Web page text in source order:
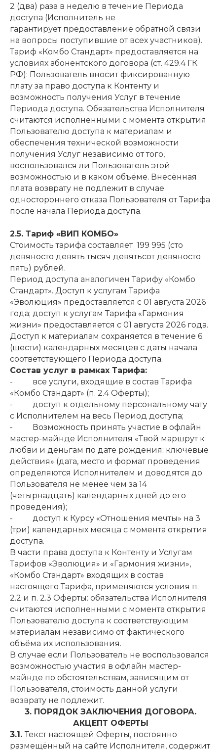
2 (два) раза в неделю в течение Периода
доступа (Исполнитель не
гарантирует предоставление обратной связи
на вопросы поступившие от всех участников).
Тариф «Комбо Стандарт» предоставляется на
условиях абонентского договора (ст. 429.4 ГК
РФ): Пользователь вносит фиксированную
плату за право доступа к Контенту и
возможность получения Услуг в течение
Периода доступа. Обязательства Исполнителя
считаются исполненными с момента открытия
Пользователю доступа к материалам и
обеспечения технической возможности
получения Услуг независимо от того,
воспользовался ли Пользователь этой
возможностью и в каком объёме. Внесённая
плата возврату не подлежит в случае
одностороннего отказа Пользователя от Тарифа
после начала Периода доступа.
2.5. Тариф «ВИП КОМБО»
Стоимость тарифа составляет 199 995 (сто
девяносто девять тысяч девятьсот девяносто
пять) рублей.
Период доступа аналогичен Тарифу «Комбо
Стандарт». Доступ к услугам Тарифа
«Эволюция» предоставляется с 01 августа 2026
года; доступ к услугам Тарифа «Гармония
жизни» предоставляется с 01 августа 2026 года.
Доступ к материалам сохраняется в течение 6
(шести) календарных месяцев с даты начала
соответствующего Периода доступа.
Состав услуг в рамках Тарифа:
- все услуги, входящие в состав Тарифа
«Комбо Стандарт» (п. 2.4 Оферты);
- доступ к отдельному персональному чату
с Исполнителем на весь Период доступа;
- Возможность принять участие в офлайн
мастер-майнде Исполнителя «Твой маршрут к
любви и деньгам по дате рождения: ключевые
действия» (дата, место и формат проведения
определяются Исполнителем и доводятся до
Пользователя не менее чем за 14
(четырнадцать) календарных дней до его
проведения);
- доступ к Курсу «Отношения мечты» на 3
(три) календарных месяца с момента открытия
доступа.
В части права доступа к Контенту и Услугам
Тарифов «Эволюция» и «Гармония жизни»,
«Комбо Стандарт» входящих в состав
настоящего Тарифа, применяются условия п.
2.2 и п. 2.3 Оферты: обязательства Исполнителя
считаются исполненными с момента открытия
Пользователю доступа к соответствующим
материалам независимо от фактического
объёма их использования.
В случае если Пользователь не воспользовался
возможностью участия в офлайн мастер-
майнде по обстоятельствам, зависящим от
Пользователя, стоимость данной услуги
возврату не подлежит.
3. ПОРЯДОК ЗАКЛЮЧЕНИЯ ДОГОВОРА.
АКЦЕПТ ОФЕРТЫ
3.1. Текст настоящей Оферты, постоянно
размещённый на сайте Исполнителя, содержит